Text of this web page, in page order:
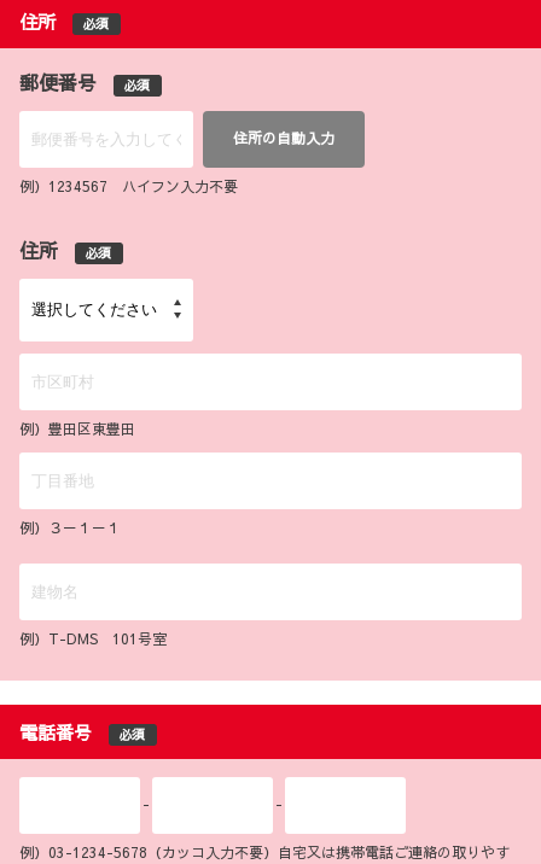
住所 必須
郵便番号 必須
住所の自動入力
例）1234567 ハイフン入力不要
住所 必須
例）豊田区東豊田
例）３－１－１
例）T-DMS 101号室
電話番号 必須
- -
例）03-1234-5678（カッコ入力不要）自宅又は携帯電話ご連絡の取りやす